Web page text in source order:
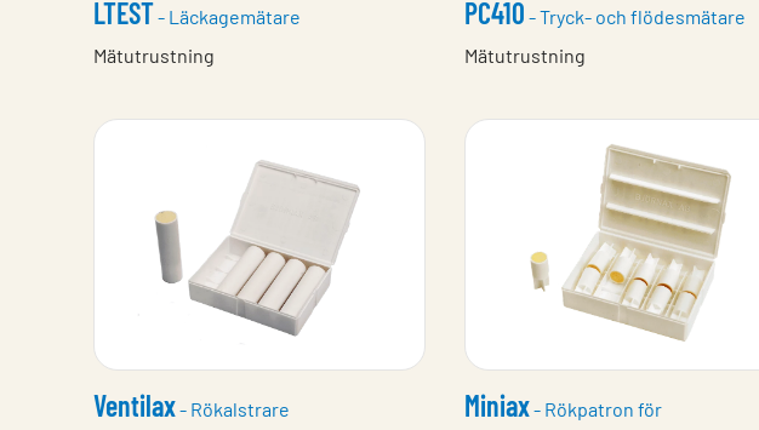
LTEST- Läckagemätare
Mätutrustning
PC410 - Tryck- och flödesmätare
Mätutrustning
Ventilax- Rökalstrare
Miniax- Rökpatron för